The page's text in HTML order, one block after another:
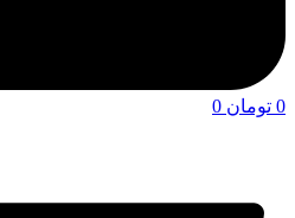
0 تومان 0